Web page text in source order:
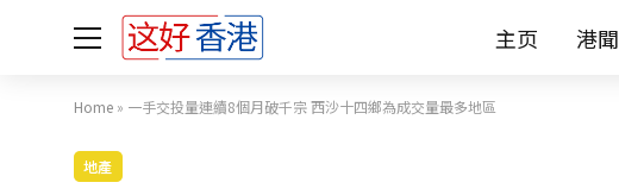
主页 港聞
Home » 一手交投量連續8個月破千宗 西沙十四鄉為成交量最多地區
地產